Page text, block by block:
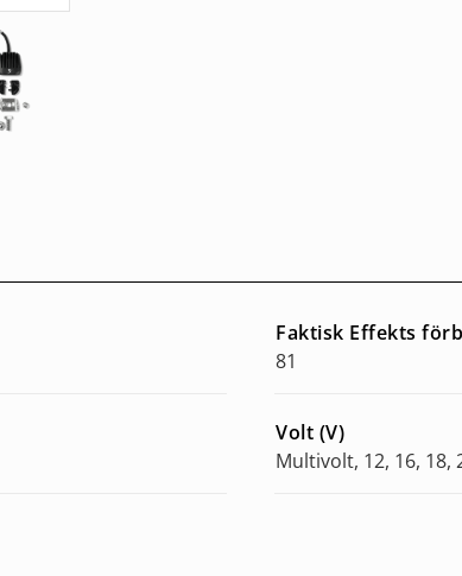
Faktisk Effekts
81
Volt (V)
Multivolt, 12, 16, 18,